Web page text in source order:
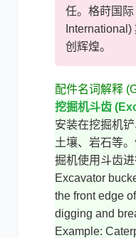
任。格莳国
创辉煌。
配件名词解释
挖掘机斗齿
安装在挖掘机
土壤、岩石等
掘机使用斗齿
Excavator
the front edge
digging and
Example: